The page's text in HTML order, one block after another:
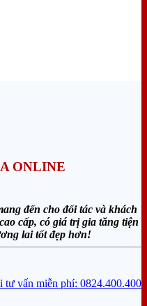
ONLINE
đến cho đối tác và khách
cấp, có giá trị gia tăng tiện
lai tốt đẹp hơn!
tư vấn miễn phí: 0824.400.400